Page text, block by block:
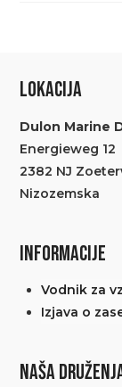
LOKACIJA
Dulon Marine
Energieweg 12
2382 NJ
Nizozemska
INFORMACIJE
Vodnik za
Izjava o
NAŠA